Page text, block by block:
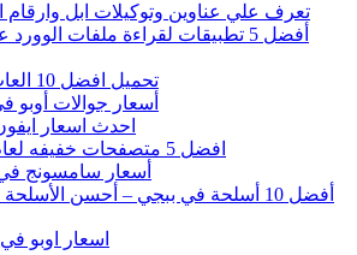
تعرف علي عناوين وتوكيلات ابل
تحميل افضل 10 العاب بنات للأندوريد
أسعار جوالات أوبو فى
احدث اسعار ايفون
افضل 5 متصفحات خفيفه لعام 2023 للأندرويد
أسعار سامسونج في
أفضل 10 أسلحة في ببجي – أحسن
اسعار اوبو في